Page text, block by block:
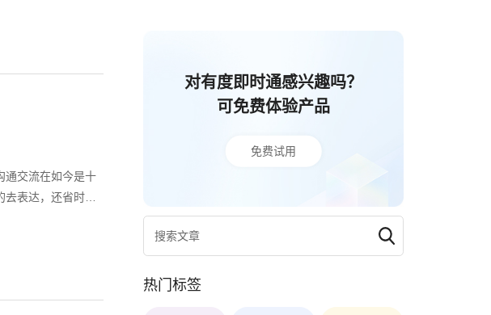
通交流在如今是十
去表达，还省时省
对有度即时通感兴趣吗？
可免费体验产品
免费试用
热门标签